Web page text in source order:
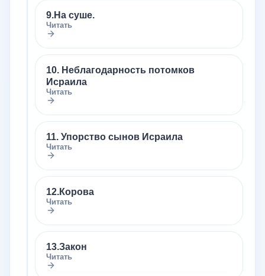
9.На суше.
Читать
10. Неблагодарность потомков
Исраила
Читать
11. Упорство сынов Исраила
Читать
12.Корова
Читать
13.Закон
Читать